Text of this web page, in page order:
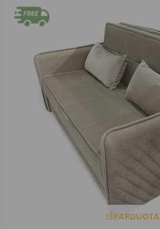
IŠPARDUOTA
1100,00 €.
is: